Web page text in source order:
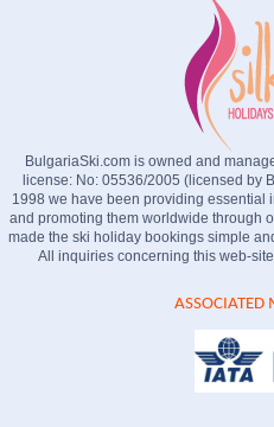
BulgariaSki.com is owned and
license: No: 05536/2005 (licensed by
1998 we have been providing essential
and promoting them worldwide through
made the ski holiday bookings simple
All inquiries concerning this web-
ASSOCIATED